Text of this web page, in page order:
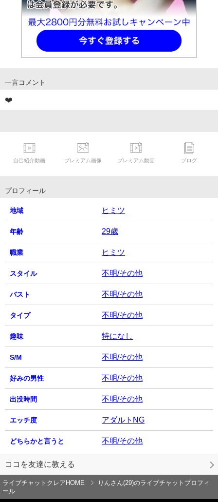
一言コメント
❤️
自己紹介動画 プレミアム画像 プレミアム動画 ブログ
プロフィール
地域 ヒミツ
年齢 29歳
職業 ヒミツ
スタイル 不明/その他
バスト 不明/その他
タイプ 不明/その他
趣味 特になし
S/M 不明/その他
好みの男性 不明/その他
出没時間 不明/その他
エッチ度 アダルトNG
どちらかと言うと 不明/その他
ココを友達に教える
ライブチャットクレアHOME
りんさん(29)のライブチャットプロフィ
ール